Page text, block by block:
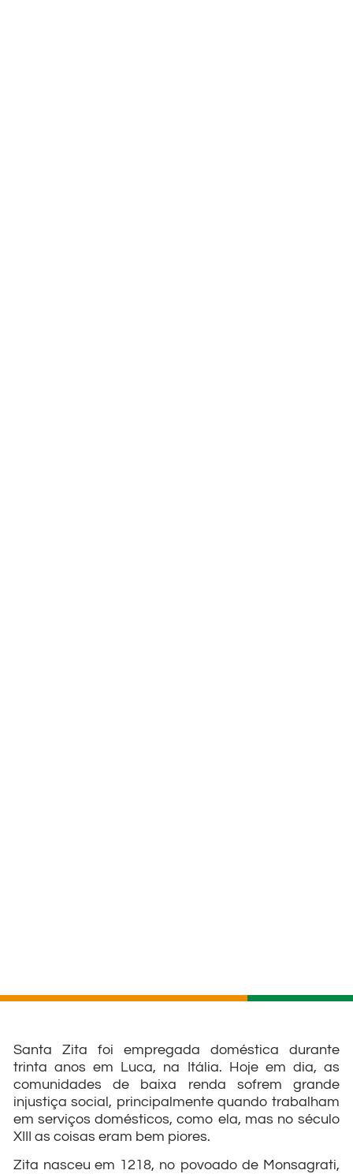
Santa Zita foi empregada doméstica durante
trinta anos em Luca, na Itália. Hoje em dia, as
comunidades de baixa renda sofrem grande
injustiça social, principalmente quando trabalham
em serviços domésticos, como ela, mas no século
XIII as coisas eram bem piores.
Zita nasceu em 1218, no povoado de Monsagrati,